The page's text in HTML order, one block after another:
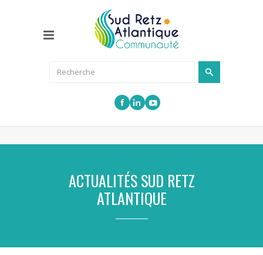
ACTUALITÉS SUD RETZ
ATLANTIQUE